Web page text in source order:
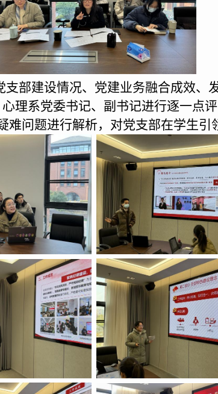
支部建设情况、党建业务融合成效、
心理系党委书记、副书记进行逐一点评
难问题进行解析，对党支部在学生引